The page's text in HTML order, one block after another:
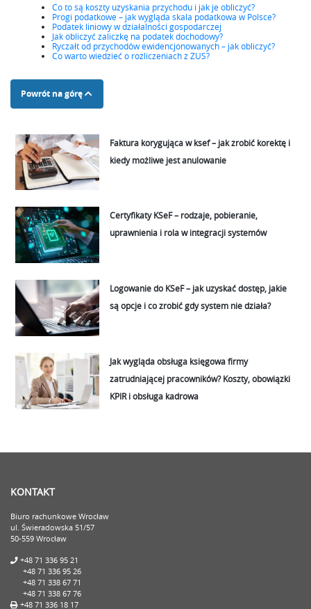
Co to są koszty uzyskania przychodu i jak je obliczyć?
Progi podatkowe – jak wygląda skala podatkowa w Polsce?
Podatek liniowy w działalności gospodarczej
Jak obliczyć zaliczkę na podatek dochodowy?
Ryczałt od przychodów ewidencjonowanych – jak obliczyć?
Co warto wiedzieć o rozliczeniach z ZUS?
Powrót na górę
Faktura korygująca w ksef – jak zrobić korektę i
kiedy możliwe jest anulowanie
Certyfikaty KSeF – rodzaje, pobieranie,
uprawnienia i rola w integracji systemów
Logowanie do KSeF – jak uzyskać dostęp, jakie
są opcje i co zrobić gdy system nie działa?
Jak wygląda obsługa księgowa firmy
zatrudniającej pracowników? Koszty, obowiązki
KPIR i obsługa kadrowa
KONTAKT
Biuro rachunkowe Wrocław
ul. Świeradowska 51/57
50-559 Wrocław
+48 71 336 95 21
+48 71 336 95 26
+48 71 338 67 71
+48 71 338 67 76
+48 71 336 18 17